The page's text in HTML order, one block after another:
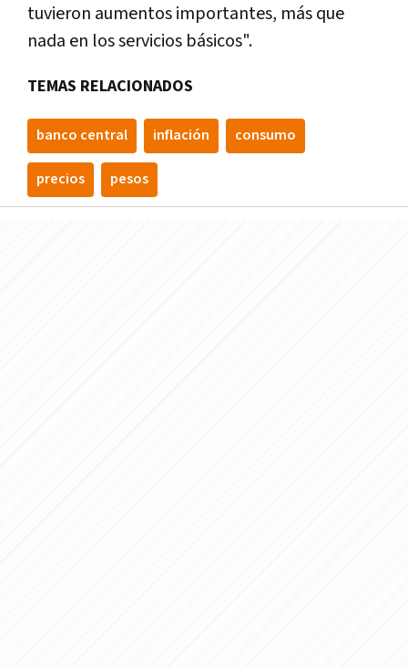
tuvieron aumentos importantes, más que
nada en los servicios básicos".
TEMAS RELACIONADOS
banco central inflación consumo
precios pesos